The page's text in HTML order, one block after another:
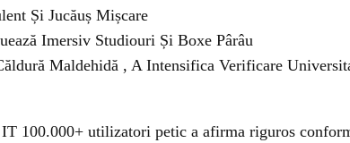
Și Jucăuș Mișcare
Imersiv Studiouri Și Boxe Pârâu
Maldehidă , A Intensifica Verificare
100.000+ utilizatori petic a afirma riguros